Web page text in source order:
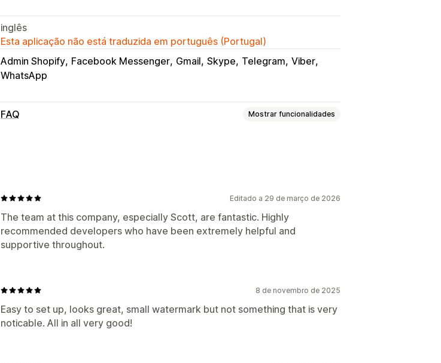
inglês
Esta aplicação não está traduzida em português (Portugal)
Admin Shopify Facebook Messenger Gmail Skype Telegram Viber
WhatsApp
FAQ Mostrar funcionalidades
Barra de pesquisa
Editado a 29 de março de 2026
The team at this company, especially Scott, are fantastic. Highly
recommended developers who have been extremely helpful and
supportive throughout.
8 de novembro de 2025
Easy to set up, looks great, small watermark but not something that is very
noticable. All in all very good!